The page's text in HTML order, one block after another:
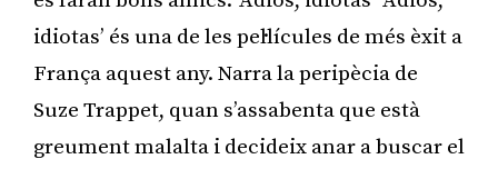
idiotas’ és una de les pel·lícules de més èxit a
França aquest any. Narra la peripècia de
Suze Trappet, quan s’assabenta que està
greument malalta i decideix anar a buscar el